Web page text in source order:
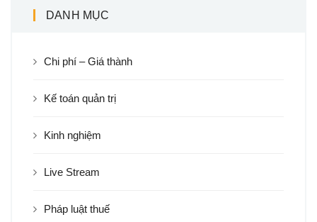
DANH MỤC
Chi phí – Giá thành
Kế toán quản trị
Kinh nghiệm
Live Stream
Pháp luật thuế